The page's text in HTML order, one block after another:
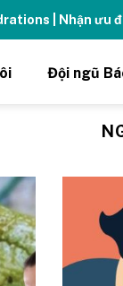
đỉnh cao với
Đội ngũ